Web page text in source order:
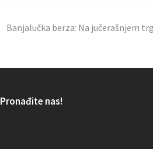
Banjalučka berza: Na jučerašnjem
Pronađite nas!